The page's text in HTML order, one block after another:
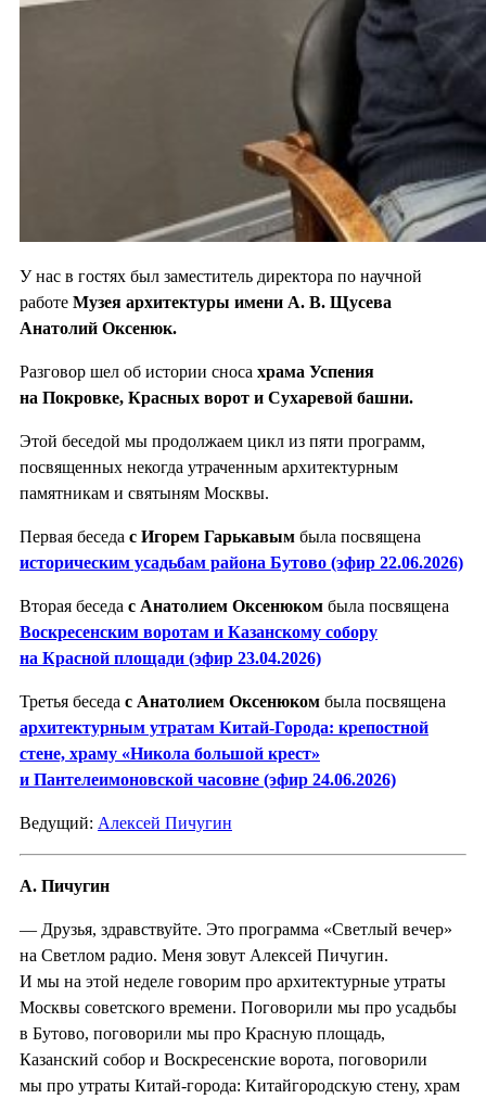
У нас в гостях был заместитель директора по научной
работе Музея архитектуры имени А. В. Щусева
Анатолий Оксенюк.
Разговор шел об истории сноса храма Успения
на Покровке, Красных ворот и Сухаревой башни.
Этой беседой мы продолжаем цикл из пяти программ,
посвященных некогда утраченным архитектурным
памятникам и святыням Москвы.
Первая беседа с Игорем Гарькавым была посвящена
историческим усадьбам района Бутово (эфир 22.06.2026)
Вторая беседа с Анатолием Оксенюком была посвящена
Воскресенским воротам и Казанскому собору
на Красной площади (эфир 23.04.2026)
Третья беседа с Анатолием Оксенюком была посвящена
архитектурным утратам Китай-Города: крепостной
стене, храму «Никола большой крест»
и Пантелеимоновской часовне (эфир 24.06.2026)
Ведущий: Алексей Пичугин
А. Пичугин
— Друзья, здравствуйте. Это программа «Светлый вечер»
на Светлом радио. Меня зовут Алексей Пичугин.
И мы на этой неделе говорим про архитектурные утраты
Москвы советского времени. Поговорили мы про усадьбы
в Бутово, поговорили мы про Красную площадь,
Казанский собор и Воскресенские ворота, поговорили
мы про утраты Китай-города: Китайгородскую стену, храм